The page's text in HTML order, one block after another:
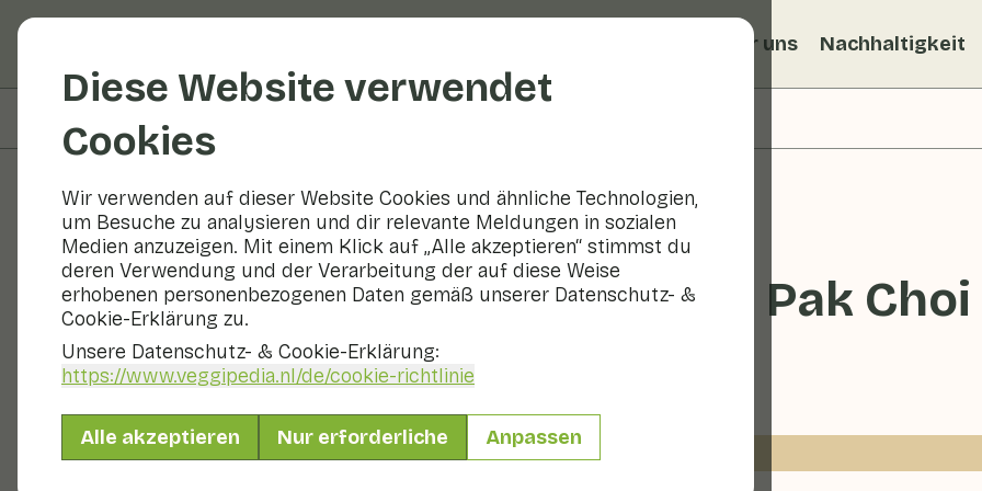
Diese Website verwendet
Cookies
Wir verwenden auf dieser Website Cookies und ähnliche Technologien,
um Besuche zu analysieren und dir relevante Meldungen in sozialen
Medien anzuzeigen. Mit einem Klick auf „Alle akzeptieren“ stimmst du
deren Verwendung und der Verarbeitung der auf diese Weise
erhobenen personenbezogenen Daten gemäß unserer Datenschutz- &
Cookie-Erklärung zu.
Unsere Datenschutz- & Cookie-Erklärung:
https://www.veggipedia.nl/de/cookie-richtlinie
Alle akzeptieren Nur erforderliche Anpassen
Über uns Nachhaltigkeit
Rezepte
Gebratenes Fleisch mit Pak Choi
Hauptgericht 2 Personen
Mit saisonalen Produkten